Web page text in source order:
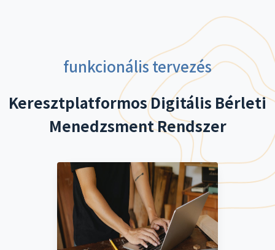
funkcionális tervezés
Keresztplatformos Digitális Bérleti
Menedzsment Rendszer